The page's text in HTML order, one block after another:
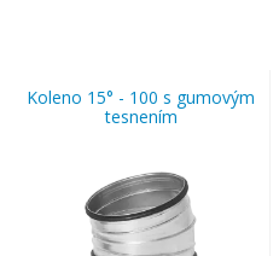
Koleno 15° - 100 s gumovým
tesnením